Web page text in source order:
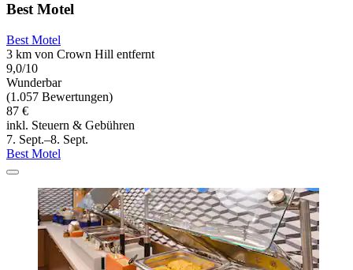
Best Motel
Best Motel
3 km von Crown Hill entfernt
9,0/10
Wunderbar
(1.057 Bewertungen)
87 €
inkl. Steuern & Gebühren
7. Sept.–8. Sept.
Best Motel